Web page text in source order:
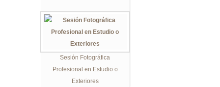
Sesión Fotográfica
Profesional en Estudio o
Exteriores